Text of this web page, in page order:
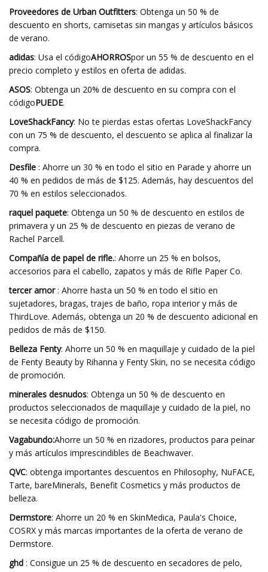
Proveedores de Urban Outfitters: Obtenga un 50 % de
descuento en shorts, camisetas sin mangas y artículos básicos
de verano.
adidas: Usa el códigoAHORROSpor un 55 % de descuento en el
precio completo y estilos en oferta de adidas.
ASOS: Obtenga un 20% de descuento en su compra con el
códigoPUEDE.
LoveShackFancy: No te pierdas estas ofertas LoveShackFancy
con un 75 % de descuento, el descuento se aplica al finalizar la
compra.
Desfile : Ahorre un 30 % en todo el sitio en Parade y ahorre un
40 % en pedidos de más de $125. Además, hay descuentos del
70 % en estilos seleccionados.
raquel paquete: Obtenga un 50 % de descuento en estilos de
primavera y un 25 % de descuento en piezas de verano de
Rachel Parcell.
Compañía de papel de rifle.: Ahorre un 25 % en bolsos,
accesorios para el cabello, zapatos y más de Rifle Paper Co.
tercer amor: Ahorre hasta un 50 % en todo el sitio en
sujetadores, bragas, trajes de baño, ropa interior y más de
ThirdLove. Además, obtenga un 20 % de descuento adicional en
pedidos de más de $150.
Belleza Fenty: Ahorre un 50 % en maquillaje y cuidado de la piel
de Fenty Beauty by Rihanna y Fenty Skin, no se necesita código
de promoción.
minerales desnudos: Obtenga un 50 % de descuento en
productos seleccionados de maquillaje y cuidado de la piel, no
se necesita código de promoción.
Vagabundo:Ahorre un 50 % en rizadores, productos para peinar
y más artículos imprescindibles de Beachwaver.
QVC: obtenga importantes descuentos en Philosophy, NuFACE,
Tarte, bareMinerals, Benefit Cosmetics y más productos de
belleza.
Dermstore: Ahorre un 20 % en SkinMedica, Paula's Choice,
COSRX y más marcas importantes de la oferta de verano de
Dermstore.
ghd : Consigue un 25 % de descuento en secadores de pelo,